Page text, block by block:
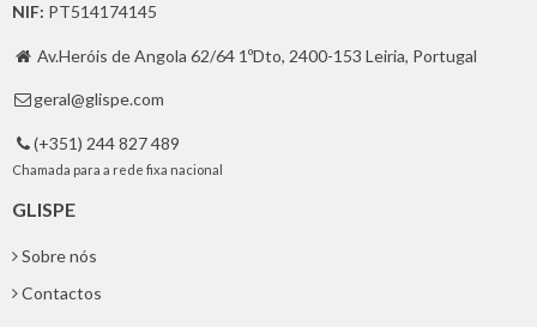
NIF: PT514174145
 Av.Heróis de Angola 62/64 1ºDto, 2400-153 Leiria, Portugal
 geral@glispe.com
 (+351) 244 827 489
Chamada para a rede fixa nacional
GLISPE
Sobre nós
Contactos